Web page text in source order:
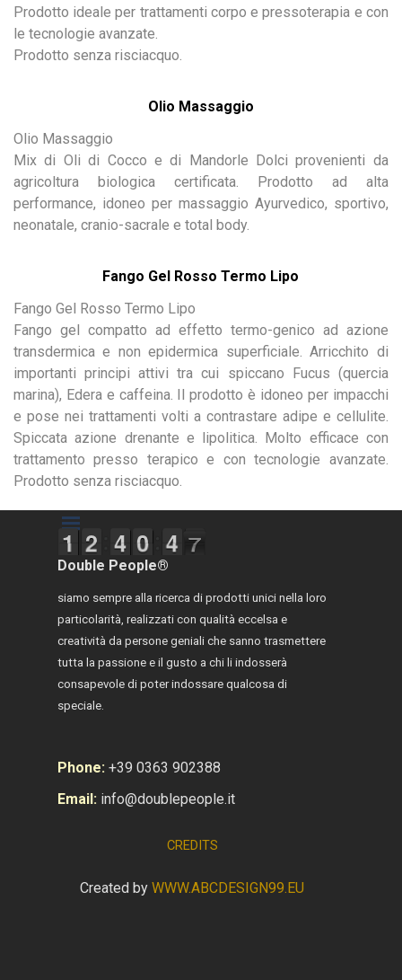
Prodotto ideale per trattamenti corpo e pressoterapia e con
le tecnologie avanzate.
Prodotto senza risciacquo.
Olio Massaggio
Olio Massaggio
Mix di Oli di Cocco e di Mandorle Dolci provenienti da
agricoltura biologica certificata. Prodotto ad alta
performance, idoneo per massaggio Ayurvedico, sportivo,
neonatale, cranio-sacrale e total body.
Fango Gel Rosso Termo Lipo
Fango Gel Rosso Termo Lipo
Fango gel compatto ad effetto termo-genico ad azione
transdermica e non epidermica superficiale. Arricchito di
importanti principi attivi tra cui spiccano Fucus (quercia
marina), Edera e caffeina. Il prodotto è idoneo per impacchi
e pose nei trattamenti volti a contrastare adipe e cellulite.
Spiccata azione drenante e lipolitica. Molto efficace con
trattamento presso terapico e con tecnologie avanzate.
Prodotto senza risciacquo.
Double People®
siamo sempre alla ricerca di prodotti unici nella loro
particolarità, realizzati con qualità eccelsa e
creatività da persone geniali che sanno trasmettere
tutta la passione e il gusto a chi li indosserà
consapevole di poter indossare qualcosa di
speciale.
Phone: +39 0363 902388
Email: info@doublepeople.it
1
1
1
1 1
1
2
2 3
3
4
4 9
9
0
0 3
3
4
4 7
8
8
CREDITS
Created by WWW.ABCDESIGN99.EU